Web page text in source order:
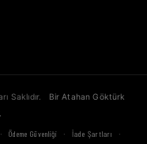
Saklıdır.
Bir Atahan Göktürk
· Ödeme Güvenliği · İade Şartları ·